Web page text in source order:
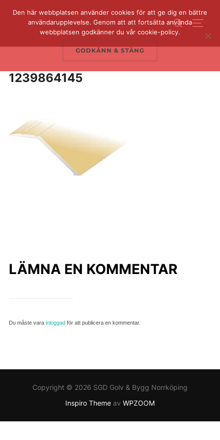
Sök
efter:
1239864145
LÄMNA EN KOMMENTAR
Du måste vara inloggadför att publicera en kommentar.
Copyright © 2026 SGD Golv & Bygg Norrköping
Inspiro Theme av WPZOOM
Den här webbplatsen använder cookies för att ge dig en bättre
användarupplevelse. Genom att att fortsätta använda
webbplatsen godkänner du vår cookie-policy.
GODKÄNN & STÄNG